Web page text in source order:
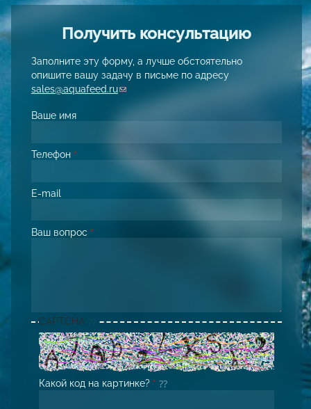
Получить консультацию
Заполните эту форму, а лучше обстоятельно
опишите вашу задачу в письме по адресу
sales@aquafeed.ru(link sends e-mail)
Ваше имя
Телефон *
E-mail
Ваш вопрос *
CAPTCHA
Какой код на картинке? *